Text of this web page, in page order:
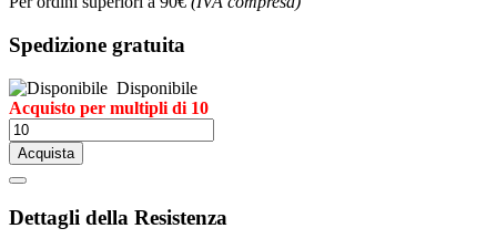
Spedizione gratuita
Disponibile
Acquisto per multipli di 10
Acquista
Dettagli della Resistenza